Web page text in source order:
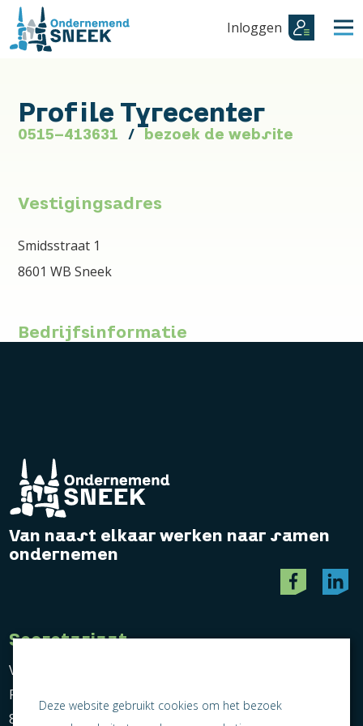
Inloggen
Profile Tyrecenter
0515-413631 bezoek de website
Vestigingsadres
Smidsstraat 1
8601 WB Sneek
Bedrijfsinformatie
Van naast elkaar werken naar samen
ondernemen
Secretariaat
Vereniging Ondernemend Sneek
Postbus 464
8600 AL Sneek
Deze website gebruikt cookies om het bezoek